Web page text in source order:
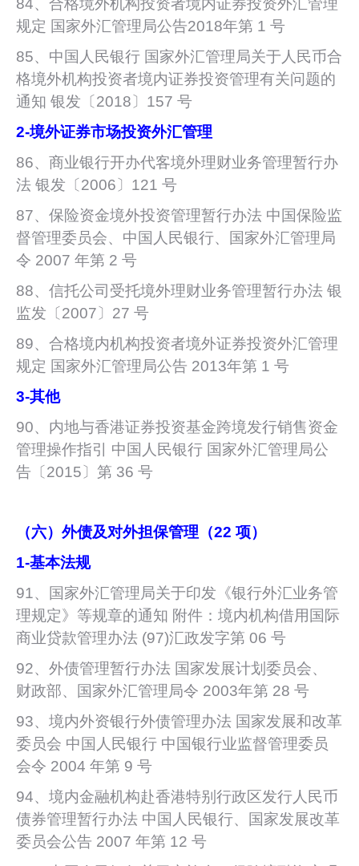
84、合格境外机构投资者境内证券投资外汇管理
规定 国家外汇管理局公告2018年第 1 号
85、中国人民银行 国家外汇管理局关于人民币合
格境外机构投资者境内证券投资管理有关问题的
通知 银发〔2018〕157 号
2-境外证券市场投资外汇管理
86、商业银行开办代客境外理财业务管理暂行办
法 银发〔2006〕121 号
87、保险资金境外投资管理暂行办法 中国保险监
督管理委员会、中国人民银行、国家外汇管理局
令 2007 年第 2 号
88、信托公司受托境外理财业务管理暂行办法 银
监发〔2007〕27 号
89、合格境内机构投资者境外证券投资外汇管理
规定 国家外汇管理局公告 2013年第 1 号
3-其他
90、内地与香港证券投资基金跨境发行销售资金
管理操作指引 中国人民银行 国家外汇管理局公
告〔2015〕第 36 号
（六）外债及对外担保管理（22 项）
1-基本法规
91、国家外汇管理局关于印发《银行外汇业务管
理规定》等规章的通知 附件：境内机构借用国际
商业贷款管理办法 (97)汇政发字第 06 号
92、外债管理暂行办法 国家发展计划委员会、
财政部、国家外汇管理局令 2003年第 28 号
93、境内外资银行外债管理办法 国家发展和改革
委员会 中国人民银行 中国银行业监督管理委员
会令 2004 年第 9 号
94、境内金融机构赴香港特别行政区发行人民币
债券管理暂行办法 中国人民银行、国家发展改革
委员会公告 2007 年第 12 号